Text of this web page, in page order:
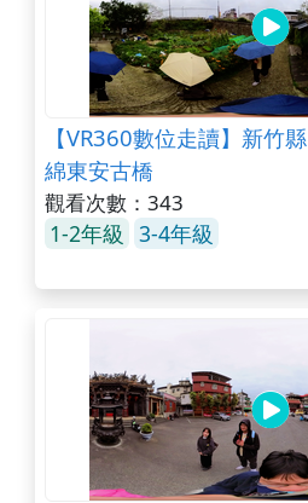
【VR360數位走讀】新竹
綿東安古橋
觀看次數：343
1-2年級 3-4年級